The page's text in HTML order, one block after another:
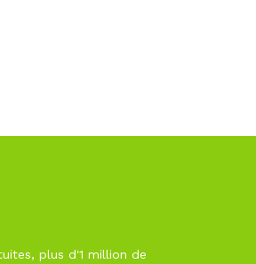
plus d'1 million de